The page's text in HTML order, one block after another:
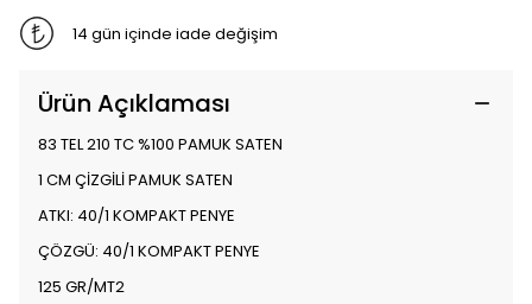
14 gün içinde iade değişim
Ürün Açıklaması
83 TEL 210 TC %100 PAMUK SATEN
1 CM ÇİZGİLİ PAMUK SATEN
ATKI: 40/1 KOMPAKT PENYE
ÇÖZGÜ: 40/1 KOMPAKT PENYE
125 GR/MT2